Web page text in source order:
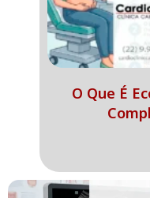
O Que É